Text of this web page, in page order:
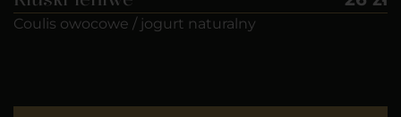
Coulis owocowe / jogurt naturalny